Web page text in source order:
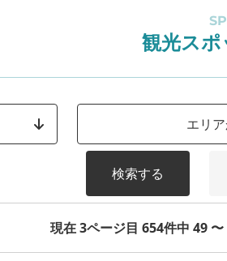
観光スポ
エリ
検索する
現在 3ページ目 654件中 49